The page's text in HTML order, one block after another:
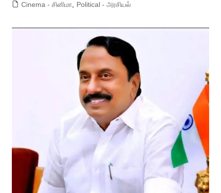
Cinema - சினிமா, Political - அரசியல்